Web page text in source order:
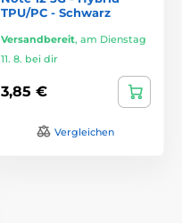
TPU/PC - Schwarz
Versandbereit, am Dienstag
11. 8. bei dir
3,85 €
Vergleichen